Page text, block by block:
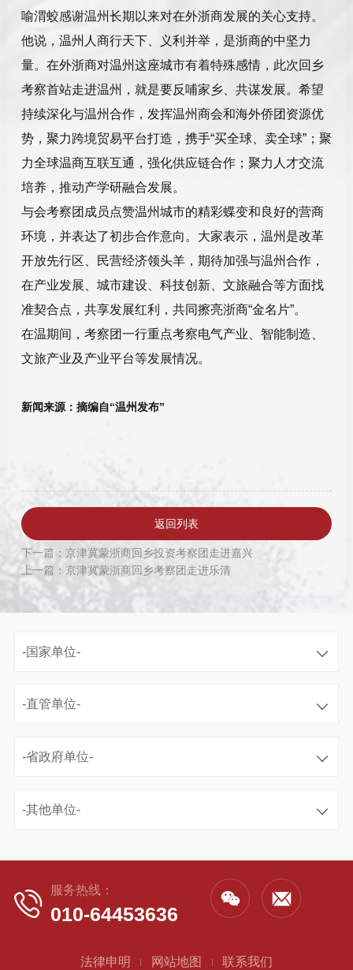
喻渭蛟感谢温州长期以来对在外浙商发展的关心支持。
他说，温州人商行天下、义利并举，是浙商的中坚力
量。在外浙商对温州这座城市有着特殊感情，此次回乡
考察首站走进温州，就是要反哺家乡、共谋发展。希望
持续深化与温州合作，发挥温州商会和海外侨团资源优
势，聚力跨境贸易平台打造，携手“买全球、卖全球”；聚
力全球温商互联互通，强化供应链合作；聚力人才交流
培养，推动产学研融合发展。
与会考察团成员点赞温州城市的精彩蝶变和良好的营商
环境，并表达了初步合作意向。大家表示，温州是改革
开放先行区、民营经济领头羊，期待加强与温州合作，
在产业发展、城市建设、科技创新、文旅融合等方面找
准契合点，共享发展红利，共同擦亮浙商“金名片”。
在温期间，考察团一行重点考察电气产业、智能制造、
文旅产业及产业平台等发展情况。
新闻来源：摘编自“温州发布”
返回列表
下一篇：京津冀蒙浙商回乡投资考察团走进嘉兴
上一篇：京津冀蒙浙商回乡考察团走进乐清
-国家单位-
-直管单位-
-省政府单位-
-其他单位-
服务热线：
010-64453636
法律申明 网站地图 联系我们